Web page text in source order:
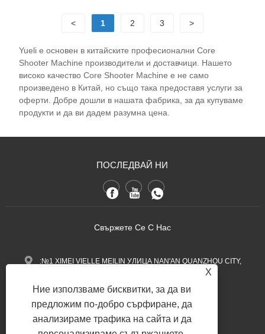
< 1 2 3 >
Yueli е основен в китайските професионални Core
Shooter Machine производители и доставчици. Нашето
високо качество Core Shooter Machine е не само
произведено в Китай, но също така предоставя услуги за
оферти. Добре дошли в нашата фабрика, за да купуваме
продукти и да ви дадем разумна цена.
ПОСЛЕДВАЙ НИ
Свържете Се С Нас
:№1 XIMEI VIELLE MEILIN УЛИЦА NAN'AN QUANZHOU CITY,
+86-13600768411
: Nina.h@yueli-tech.com
X
Ние използваме бисквитки, за да ви
предложим по-добро сърфиране, да
анализираме трафика на сайта и да